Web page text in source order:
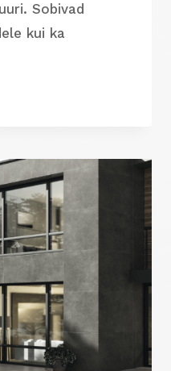
Sobivad
kui ka